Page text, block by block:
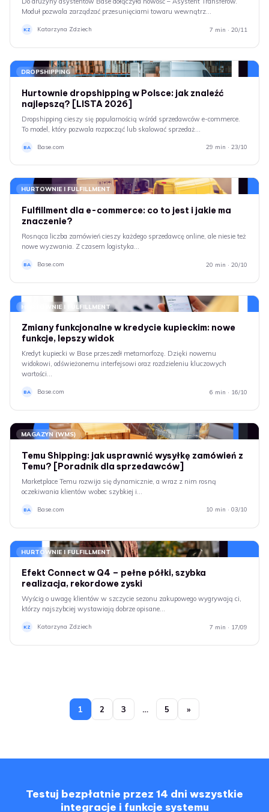
Moduł pozwala zarządzać przesunięciami towaru wewnątrz…
KZ Katarzyna Zdziech 7 min · 20/11
DROPSHIPPING
Hurtownie dropshipping w Polsce: jak znaleźć
najlepszą? [LISTA 2026]
Dropshipping cieszy się popularnością wśród sprzedawców e-commerce.
To model, który pozwala rozpocząć lub skalować sprzedaż…
BA Base.com 29 min · 23/10
HURTOWNIE I FULFILLMENT
Fulfillment dla e-commerce: co to jest i jakie ma
znaczenie?
Rosnąca liczba zamówień cieszy każdego sprzedawcę online, ale niesie też
nowe wyzwania. Z czasem logistyka…
BA Base.com 20 min · 20/10
HURTOWNIE I FULFILLMENT
Zmiany funkcjonalne w kredycie kupieckim: nowe
funkcje, lepszy widok
Kredyt kupiecki w Base przeszedł metamorfozę. Dzięki nowemu
widokowi, odświeżonemu interfejsowi oraz rozdzieleniu kluczowych
wartości…
BA Base.com 6 min · 16/10
MAGAZYN (WMS)
Temu Shipping: jak usprawnić wysyłkę zamówień z
Temu? [Poradnik dla sprzedawców]
Marketplace Temu rozwija się dynamicznie, a wraz z nim rosną
oczekiwania klientów wobec szybkiej i…
BA Base.com 10 min · 03/10
HURTOWNIE I FULFILLMENT
Efekt Connect w Q4 – pełne półki, szybka
realizacja, rekordowe zyski
Wyścig o uwagę klientów w szczycie sezonu zakupowego wygrywają ci,
którzy najszybciej wystawiają dobrze opisane…
KZ Katarzyna Zdziech 7 min · 17/09
1 2 3 … 5 »
Testuj bezpłatnie przez 14 dni wszystkie
integracje i funkcje systemu